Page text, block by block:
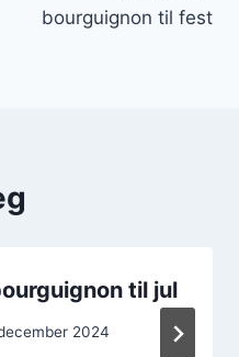
bourguignon til fest
til jul
2024